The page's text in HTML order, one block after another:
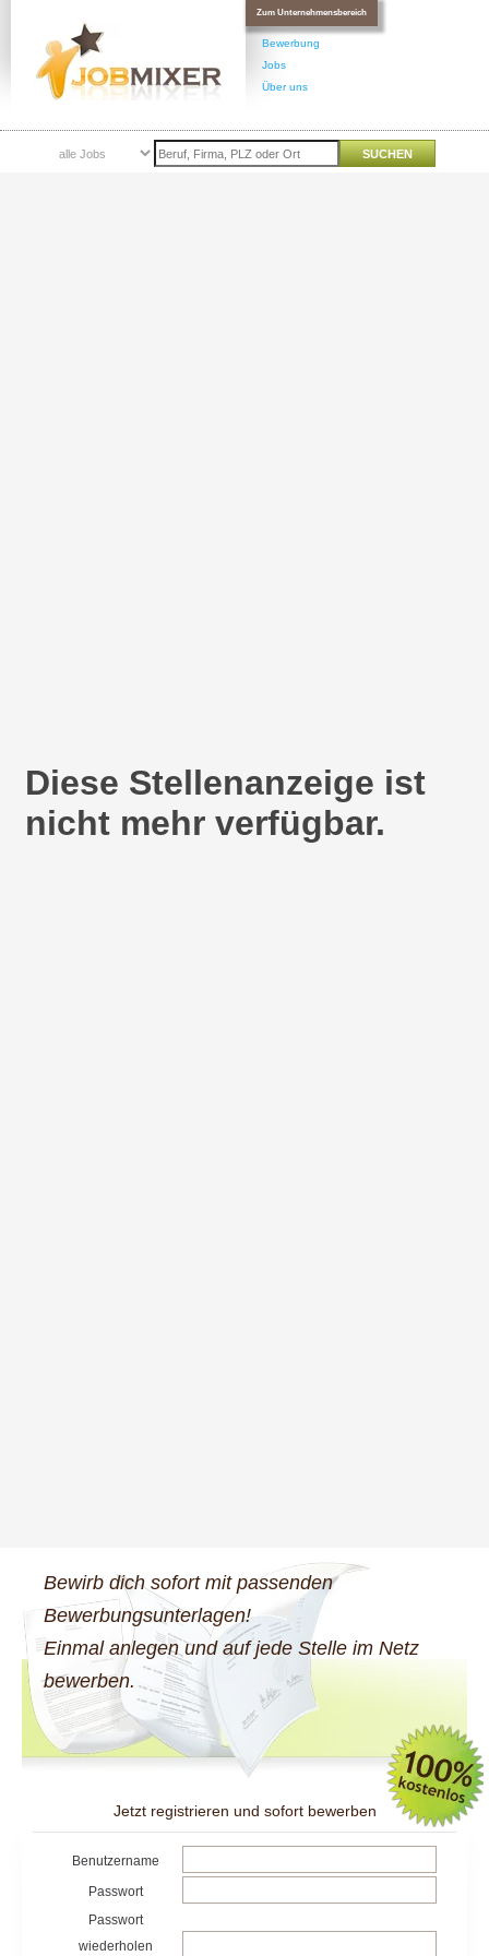
Zum Unternehmensbereich
Bewirb dich sofort mit passenden
Bewerbungsunterlagen!
Einmal anlegen und auf jede Stelle im Netz
bewerben.
Jetzt registrieren und sofort bewerben
Benutzername
Passwort
Passwort
wiederholen
Bewerbung
Jobs
Über uns